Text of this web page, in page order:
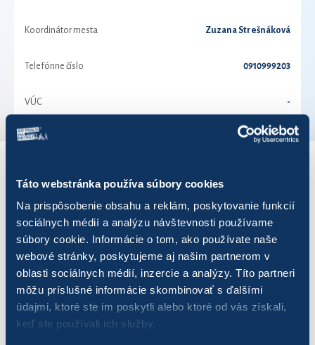
Táto webstránka používa súbory cookies
Na prispôsobenie obsahu a reklám, poskytovanie funkcií
sociálnych médií a analýzu návštevnosti používame
súbory cookie. Informácie o tom, ako používate naše
webové stránky, poskytujeme aj našim partnerom v
oblasti sociálnych médií, inzercie a analýzy. Títo partneri
môžu príslušné informácie skombinovať s ďalšími
údajmi, ktoré ste im poskytli alebo ktoré od vás získali,
keď ste používali ich služby.
Koordinátor mesta Zuzana Strešnáková
Telefónne číslo 0910999203
VÚC -
VÝSLEDKY PRE ROK 2021
Zobraziť výsledkov
Názov Počet jázd Najazdených km